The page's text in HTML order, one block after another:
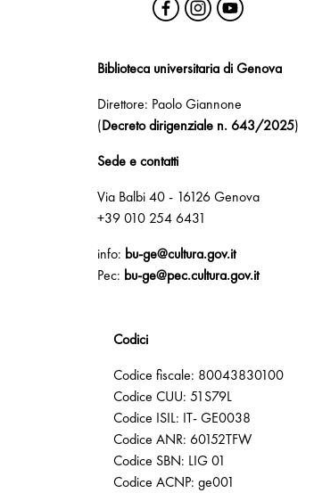
Biblioteca universitaria di Genova
Direttore: Paolo Giannone
(Decreto dirigenziale n. 643/2025)
Sede e contatti
Via Balbi 40 - 16126 Genova
+39 010 254 6431
info: bu-ge@cultura.gov.it
Pec: bu-ge@pec.cultura.gov.it
Codici
Codice fiscale: 80043830100
Codice CUU: 51S79L
Codice ISIL: IT- GE0038
Codice ANR: 60152TFW
Codice SBN: LIG 01
Codice ACNP: ge001